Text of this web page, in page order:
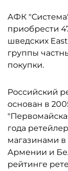
АФК
приобрести
шведских
группы
покупки.
Российский
основан в
года
магазинами в
Армении и
рейтинге